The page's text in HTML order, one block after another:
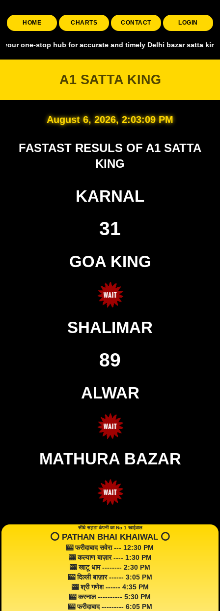
HOME CHARTS CONTACT LOGIN
hub for accurate and timely Delhi bazar satta king,
A1 SATTA KING
August 6, 2026, 2:03:10 PM
FASTAST RESULS OF A1 SATTA
KING
KARNAL
31
GOA KING
SHALIMAR
89
ALWAR
MATHURA BAZAR
सीधे सट्टा कंपनी का No 1 खाईवाल
⭕️ PATHAN BHAI KHAIWAL ⭕️
🎰 फरीदाबाद सवेरा --- 12:30 PM
🎰 कल्याण बाज़ार ---- 1:30 PM
🎰 खाटू धाम -------- 2:30 PM
🎰 दिल्ली बाज़ार ------ 3:05 PM
🎰 श्री गणेश ------ 4:35 PM
🎰 करनाल ---------- 5:30 PM
🎰 फरीदाबाद --------- 6:05 PM